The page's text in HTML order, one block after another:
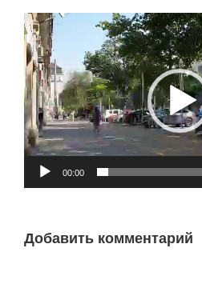
Видеоплеер
00:00
Добавить комментарий